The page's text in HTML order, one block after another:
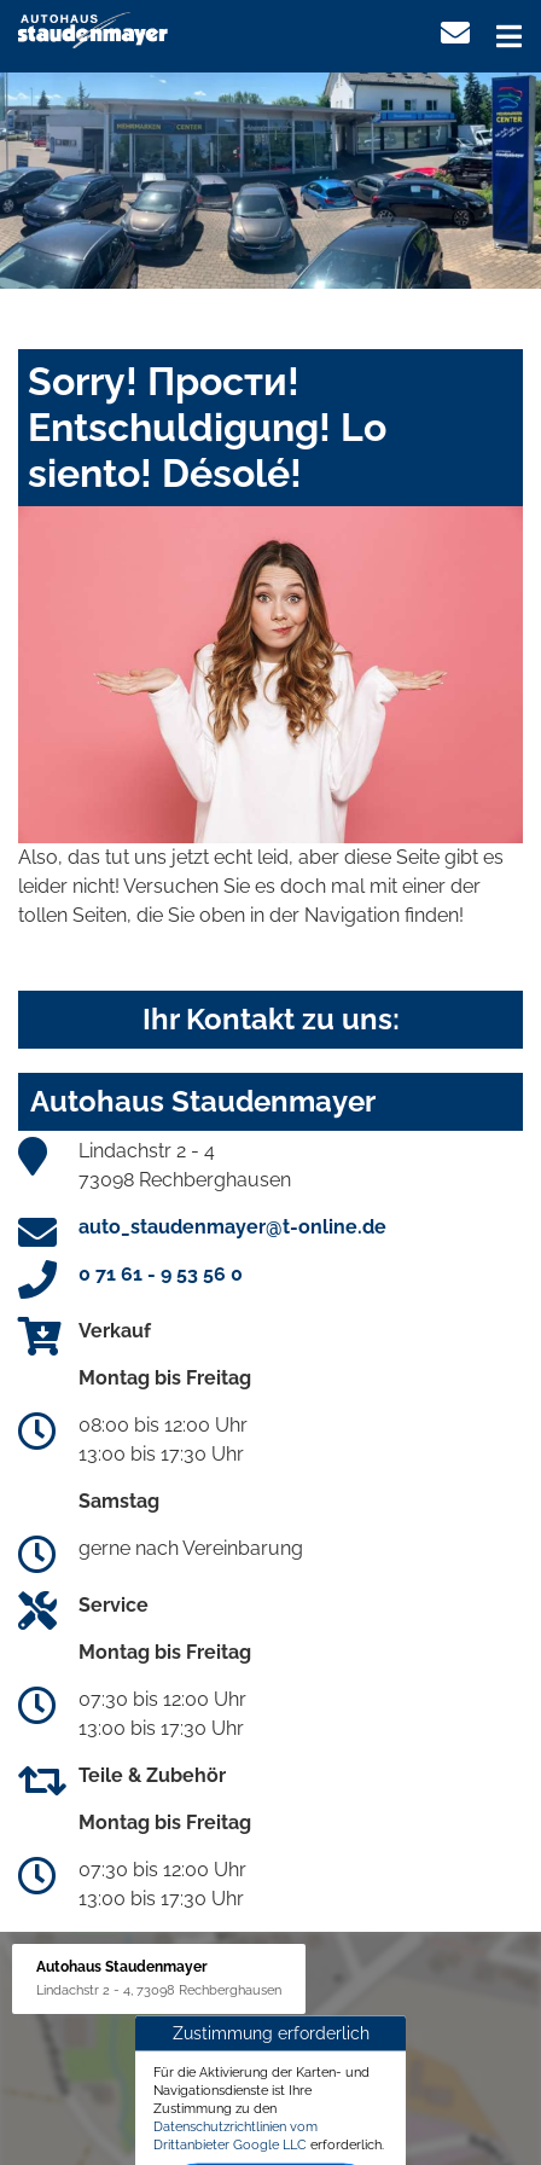
Sorry! Прости!
Entschuldigung! Lo
siento! Désolé!
Also, das tut uns jetzt echt leid, aber diese Seite gibt es
leider nicht! Versuchen Sie es doch mal mit einer der
tollen Seiten, die Sie oben in der Navigation finden!
Ihr Kontakt zu uns:
Autohaus Staudenmayer
Lindachstr 2 - 4
73098 Rechberghausen
auto_staudenmayer@t-online.de
0 71 61 - 9 53 56 0
Verkauf
Montag bis Freitag
08:00 bis 12:00 Uhr
13:00 bis 17:30 Uhr
Samstag
gerne nach Vereinbarung
Service
Montag bis Freitag
07:30 bis 12:00 Uhr
13:00 bis 17:30 Uhr
Teile & Zubehör
Montag bis Freitag
07:30 bis 12:00 Uhr
13:00 bis 17:30 Uhr
Autohaus Staudenmayer
Lindachstr 2 - 4, 73098 Rechberghausen
Zustimmung erforderlich
Für die Aktivierung der Karten- und
Navigationsdienste ist Ihre
Zustimmung zu den
Datenschutzrichtlinien vom
Drittanbieter Google LLC erforderlich.